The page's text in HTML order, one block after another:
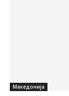
Македонија